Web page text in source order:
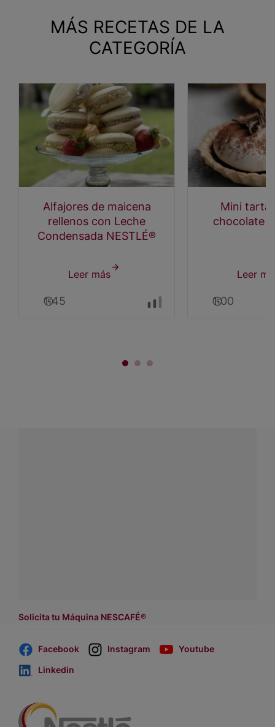
MÁS RECETAS DE LA
CATEGORÍA
Alfajores de maicena
rellenos con Leche
Condensada NESTLÉ®
Leer más sobre
Leche
1:45
Mini
chocolate
Leer
1:00
Solicita tu Máquina NESCAFÉ®
Facebook Instagram
Youtube
Linkedin